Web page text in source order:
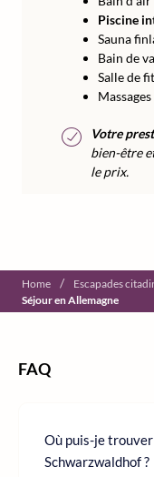
Piscine
Sauna
Bain de
Salle de
Votre
bien-être
le prix.
Home / Escapades
Séjour en Allemagne
FAQ
Où puis-je
Schwarzwaldhof ?